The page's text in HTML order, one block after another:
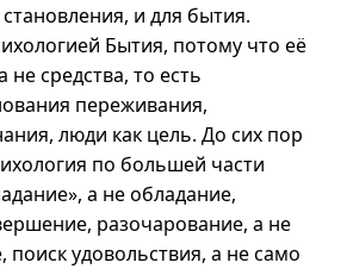
и для бытия.
Бытия, потому что её
не средства, то есть
переживания,
люди как цель. До сих пор
по большей части
», а не обладание,
разочарование, а не
поиск удовольствия, а не само